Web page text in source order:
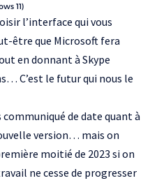
11)
l’interface qui vous
être que Microsoft fera
en donnant à Skype
C’est le futur qui nous le
communiqué de date quant à
version… mais on
moitié de 2023 si on
ne cesse de progresser